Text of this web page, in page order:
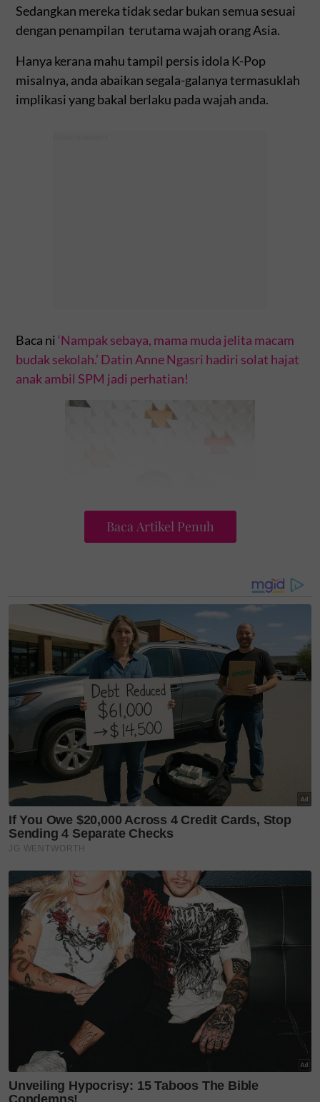
Sedangkan mereka tidak sedar bukan semua sesuai
dengan penampilan terutama wajah orang Asia.
Hanya kerana mahu tampil persis idola K-Pop
misalnya, anda abaikan segala-galanya termasuklah
implikasi yang bakal berlaku pada wajah anda.
Baca ni‘Nampak sebaya, mama muda jelita macam
budak sekolah.’ Datin Anne Ngasri hadiri solat hajat
anak ambil SPM jadi perhatian!
Menerusi perkongsian oleh pengasas klinik estetik,
Regalion Clinic, Dr Che Muhammad Hafiz Che
Baharum, pakar perubatan itu mengakui ada kes-kes
yang dilaporkan di media sosial kebanyakannya
membabitkan komplikasi buruk, kesan daripada
“Antara kes yang dilaporkan yang mana mangsa
melakukan prosedur seperti suntikan filler, Iv drip
atau Rawatan Titisan Intravena untuk kulit putih.
Baca Artikel Penuh